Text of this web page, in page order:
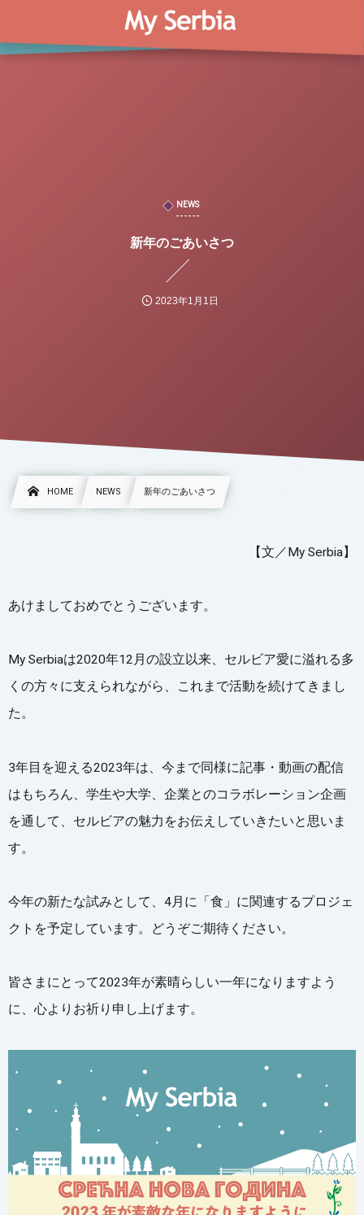
NEWS
新年のごあいさつ
2023年1月1日
HOME NEWS 新年のごあいさつ
【文／My Serbia】
あけましておめでとうございます。
My Serbiaは2020年12月の設立以来、セルビア愛に溢れる多
くの方々に支えられながら、これまで活動を続けてきまし
た。
3年目を迎える2023年は、今まで同様に記事・動画の配信
はもちろん、学生や大学、企業とのコラボレーション企画
を通して、セルビアの魅力をお伝えしていきたいと思いま
す。
今年の新たな試みとして、4月に「食」に関連するプロジェ
クトを予定しています。どうぞご期待ください。
皆さまにとって2023年が素晴らしい一年になりますよう
に、心よりお祈り申し上げます。